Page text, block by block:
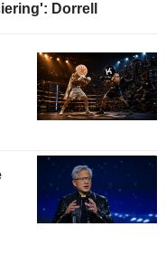
Dorrell